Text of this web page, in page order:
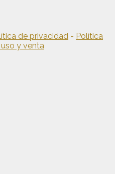
de privacidad - Política
y venta